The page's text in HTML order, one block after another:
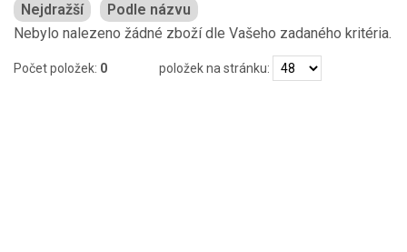
Nejdražší
Podle názvu
Nebylo nalezeno žádné zboží dle Vašeho zadaného kritéria.
Počet položek: 0 položek na stránku: